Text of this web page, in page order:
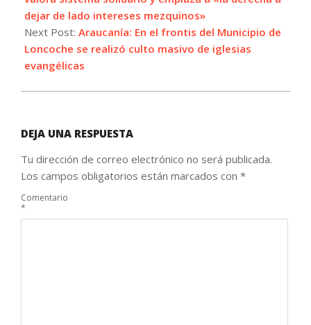
dejar de lado intereses mezquinos»
Next Post: Araucanía: En el frontis del Municipio de
Loncoche se realizó culto masivo de iglesias
evangélicas
DEJA UNA RESPUESTA
Tu dirección de correo electrónico no será publicada.
Los campos obligatorios están marcados con *
Comentario
*